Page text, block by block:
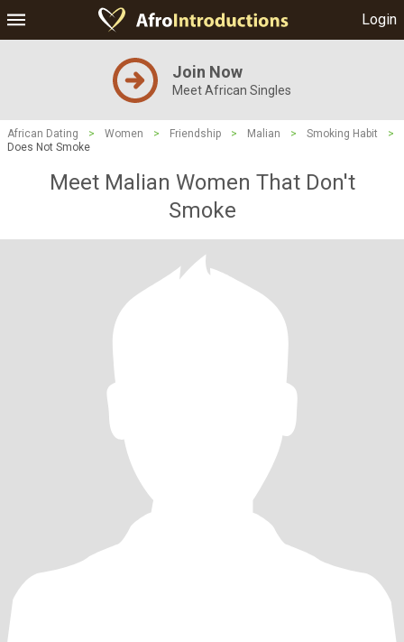
Login
Join Now
Meet African Singles
African Dating > Women > Friendship > Malian > Smoking Habit
>
Does Not Smoke
Meet Malian Women That Don't
Smoke